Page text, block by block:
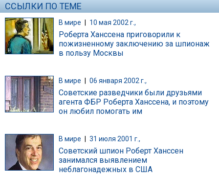
ССЫЛКИ ПО ТЕМЕ
В мире | 10 мая 2002 г.,
Роберта Ханссена приговорили к
пожизненному заключению за шпионаж
в пользу Москвы
В мире 06 января 2002 г.,
Советские разведчики были друзьями
агента ФБР Роберта Ханссена, и поэтому
он любил помогать им
В мире 31 июля 2001 г.,
Советский шпион Роберт Ханссен
занимался выявлением
неблагонадежных в США